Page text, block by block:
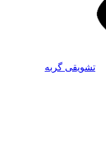
تشویقی گربه